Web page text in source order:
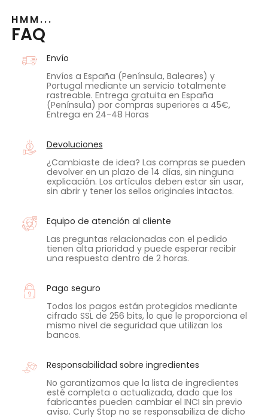
HMM...
FAQ
Envío
Envíos a España (Península, Baleares) y
Portugal mediante un servicio totalmente
rastreable. Entrega gratuita en España
(Península) por compras superiores a 45€,
Entrega en 24-48 Horas
Devoluciones
¿Cambiaste de idea? Las compras se pueden
devolver en un plazo de 14 días, sin ninguna
explicación. Los artículos deben estar sin usar,
sin abrir y tener los sellos originales intactos.
Equipo de atención al cliente
Las preguntas relacionadas con el pedido
tienen alta prioridad y puede esperar recibir
una respuesta dentro de 2 horas.
Pago seguro
Todos los pagos están protegidos mediante
cifrado SSL de 256 bits, lo que le proporciona el
mismo nivel de seguridad que utilizan los
bancos.
Responsabilidad sobre ingredientes
No garantizamos que la lista de ingredientes
esté completa o actualizada, dado que los
fabricantes pueden cambiar el INCI sin previo
aviso. Curly Stop no se responsabiliza de dicho